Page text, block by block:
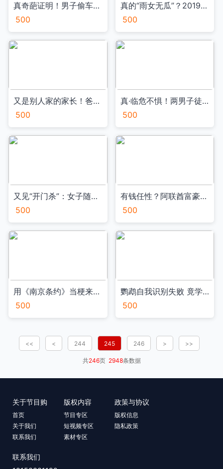
真奇葩证明！男子偷车后发现没发票 竟到派出所开证明VA
500
真的“雨女无瓜”？2019网络热词年中盘点VA
500
又是别人家的家长！爸爸给女儿做手工版俄罗斯方块VA
500
真·临危不惧！两男子徒手爬楼破窗灭火 上演逆火救援VA
500
又见“开门杀”：女子随意开车门致人死亡VA
500
有钱任性？阿联酋富豪欲拖南极冰山VA
500
用《南京条约》当梗来追星？国耻家恨 请勿调侃！VA
500
鹦鹉自我识别失败 竟学会狗叫和看家VA
500
<< < 244 245 246 > >>
共246页 2948条数据
关于节目购
首页
关于我们
联系我们
版权内容
节目专区
短视频专区
素材专区
政策与协议
版权信息
隐私政策
联系我们